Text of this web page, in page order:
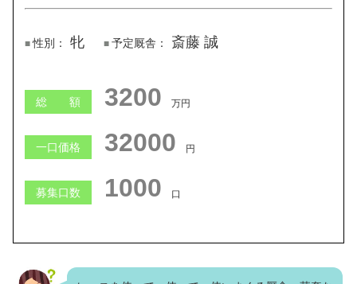
性別： 牝 予定厩舎： 斎藤 誠
総 額 3200 万円
一口価格 32000 円
募集口数 1000 口